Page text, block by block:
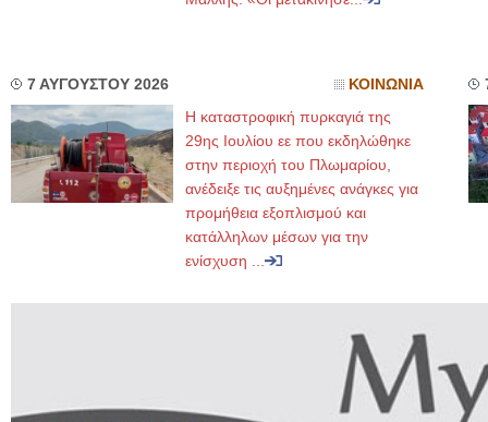
7 ΑΥΓΟΥΣΤΟΥ 2026 ΚΟΙΝΩΝΙΑ
Η καταστροφική πυρκαγιά της
29ης Ιουλίου εε που εκδηλώθηκε
στην περιοχή του Πλωμαρίου,
ανέδειξε τις αυξημένες ανάγκες για
προμήθεια εξοπλισμού και
κατάλληλων μέσων για την
ενίσχυση ...